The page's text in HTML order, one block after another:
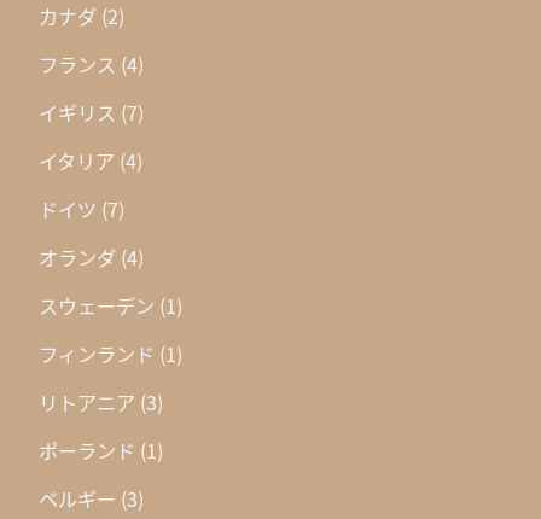
カナダ (2)
フランス (4)
イギリス (7)
イタリア (4)
ドイツ (7)
オランダ (4)
スウェーデン (1)
フィンランド (1)
リトアニア (3)
ポーランド (1)
ベルギー (3)